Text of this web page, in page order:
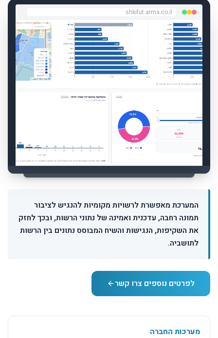
shkifut.arma.co.il
המערכת מאפשרת לרשויות מקומיות להנגיש לציבור
תמונה רחבה, עדכנית ואמינה של נתוני הרשות, ובכך לחזק
את השקיפות, הנגישות והשיח המבוסס נתונים בין הרשות
לתושביה.
לפרטים נוספים צרו קשר
מערכות החברה